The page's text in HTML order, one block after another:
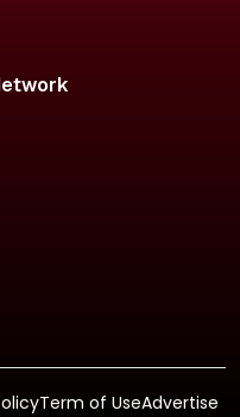
Term of UseAdvertise